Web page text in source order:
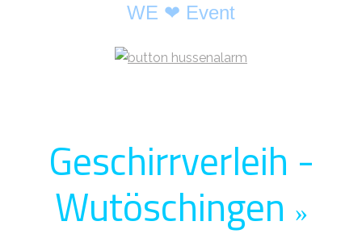
WE ❤ Event
Geschirrverleih -
Wutöschingen »